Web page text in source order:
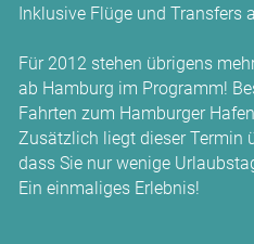
Inklusive Flüge und Transfers
Für 2012 stehen übrigens
ab Hamburg im Programm!
Fahrten zum Hamburger
Zusätzlich liegt dieser Termin
dass Sie nur wenige
Ein einmaliges Erlebnis!